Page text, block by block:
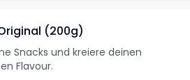
(200g)
Snacks und kreiere deinen
Flavour.